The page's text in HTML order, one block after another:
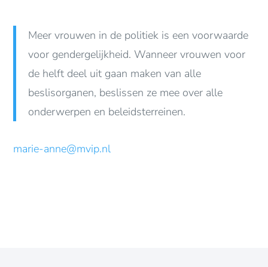
Meer vrouwen in de politiek is een voorwaarde
voor gendergelijkheid. Wanneer vrouwen voor
de helft deel uit gaan maken van alle
beslisorganen, beslissen ze mee over alle
onderwerpen en beleidsterreinen.
marie-anne@mvip.nl